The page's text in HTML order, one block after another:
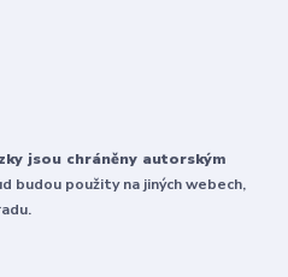
jsou chráněny autorským
budou použity na jiných webech,